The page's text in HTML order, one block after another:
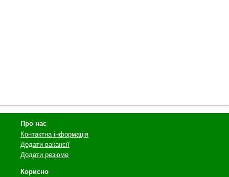
Про нас
Контактна інформація
Додати вакансії
Додати резюме
Корисно